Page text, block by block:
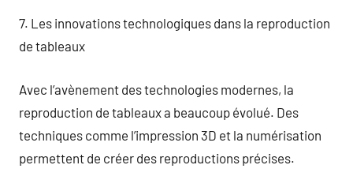
7. Les innovations technologiques dans la reproduction
de tableaux
Avec l’avènement des technologies modernes, la
reproduction de tableaux a beaucoup évolué. Des
techniques comme l’impression 3D et la numérisation
permettent de créer des reproductions précises.